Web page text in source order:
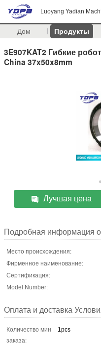
Luoyang Yadian
Дом Продукты
3E907KAT2 Гибкие
China 37x50x8mm
Лучшая цена
Подробная информация о
Место происхождения:
Фирменное наименование:
Сертификация:
Model Number:
Оплата и доставка
Количество мин
заказа:
1pcs